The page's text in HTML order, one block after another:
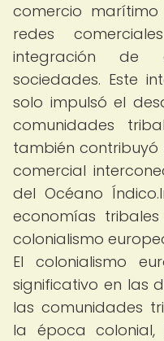
comercio
redes
integración de
sociedades. Este
solo impulsó el
comunidades
también
comercial
del Océano
economías
colonialismo
El colonialismo
significativo en las
las comunidades
la época colonial,